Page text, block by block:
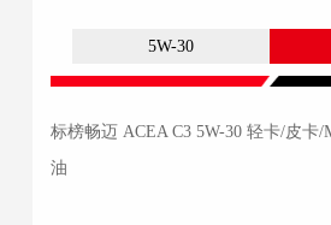
5W-30
标榜畅迈 ACEA C3 5W-30 轻卡/皮卡
油